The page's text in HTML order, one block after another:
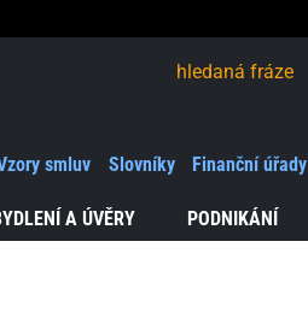
A ÚVĚRY PODNIKÁNÍ
smluv Slovníky Finanční úřady